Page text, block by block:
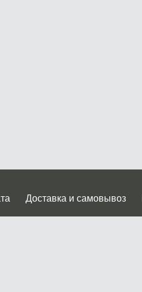
Доставка и самовывоз